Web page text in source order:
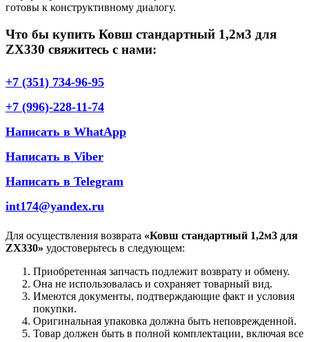
готовы к конструктивному диалогу.
Что бы купить Ковш стандартный 1,2м3 для
ZX330 свяжитесь с нами:
+7 (351) 734-96-95
+7 (996)-228-11-74
Написать в WhatApp
Написать в Viber
Написать в Telegram
int174@yandex.ru
Для осуществления возврата «Ковш стандартный 1,2м3 для
ZX330» удостоверьтесь в следующем:
Приобретенная запчасть подлежит возврату и обмену.
Она не использовалась и сохраняет товарный вид.
Имеются документы, подтверждающие факт и условия
покупки.
Оригинальная упаковка должна быть неповрежденной.
Товар должен быть в полной комплектации, включая все